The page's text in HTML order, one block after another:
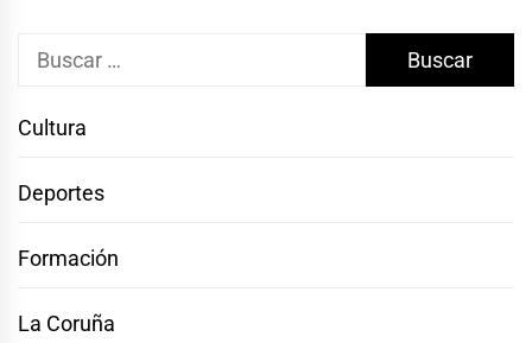
Buscar:
Cultura
Deportes
Formación
La Coruña